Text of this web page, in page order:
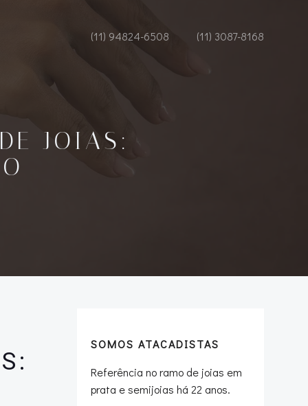
(11) 94824-6508 (11) 3087-8168
JOIAS:
SOMOS ATACADISTAS
Referência no ramo de joias em
prata e semijoias há 22 anos.